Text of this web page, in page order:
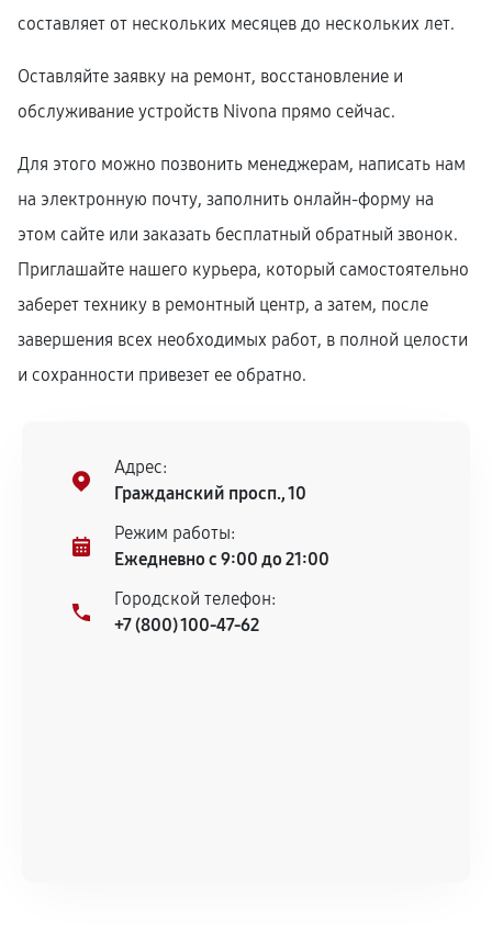
составляет от нескольких месяцев до нескольких лет.
Оставляйте заявку на ремонт, восстановление и
обслуживание устройств Nivona прямо сейчас.
Для этого можно позвонить менеджерам, написать нам
на электронную почту, заполнить онлайн-форму на
этом сайте или заказать бесплатный обратный звонок.
Приглашайте нашего курьера, который самостоятельно
заберет технику в ремонтный центр, а затем, после
завершения всех необходимых работ, в полной целости
и сохранности привезет ее обратно.
Адрес:
Гражданский просп., 10
Режим работы:
Ежедневно с 9:00 до 21:00
Городской телефон:
+7 (800) 100-47-62